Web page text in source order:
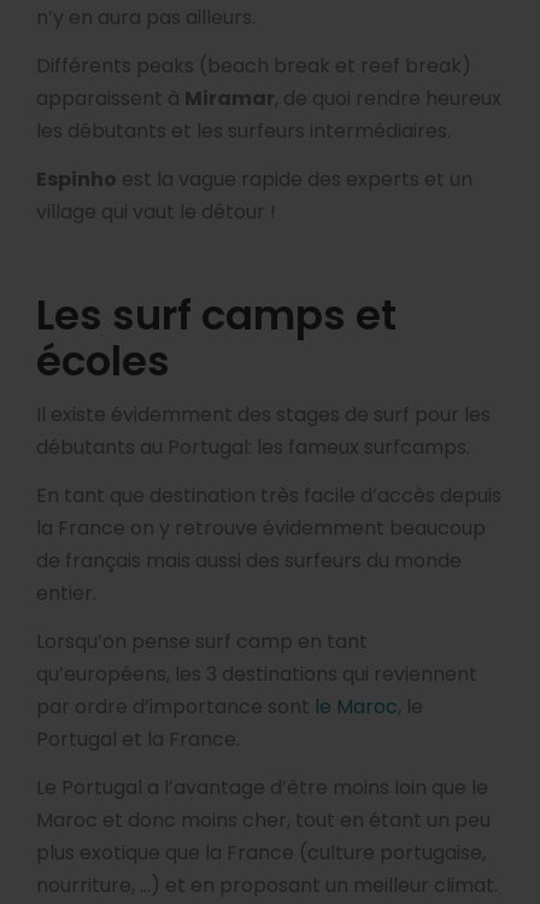
n’y en aura pas ailleurs.
Différents peaks (beach break et reef break)
apparaissent à Miramar, de quoi rendre heureux
les débutants et les surfeurs intermédiaires.
Espinho est la vague rapide des experts et un
village qui vaut le détour !
Les surf camps et
écoles
Il existe évidemment des stages de surf pour les
débutants au Portugal: les fameux surfcamps.
En tant que destination très facile d’accès depuis
la France on y retrouve évidemment beaucoup
de français mais aussi des surfeurs du monde
entier.
Lorsqu’on pense surf camp en tant
qu’européens, les 3 destinations qui reviennent
par ordre d’importance sont le Maroc, le
Portugal et la France.
Le Portugal a l’avantage d’être moins loin que le
Maroc et donc moins cher, tout en étant un peu
plus exotique que la France (culture portugaise,
nourriture, …) et en proposant un meilleur climat.